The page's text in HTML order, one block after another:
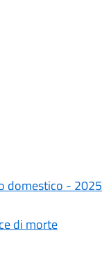
domestico - 2025
di morte